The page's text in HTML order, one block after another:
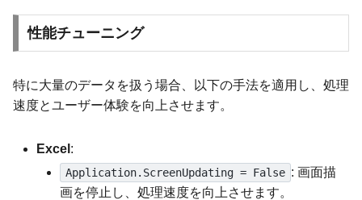
性能チューニング
特に大量のデータを扱う場合、以下の手法を適用し、処理
速度とユーザー体験を向上させます。
Excel :
Application.ScreenUpdating = False : 画面描
画を停止し、処理速度を向上させます。